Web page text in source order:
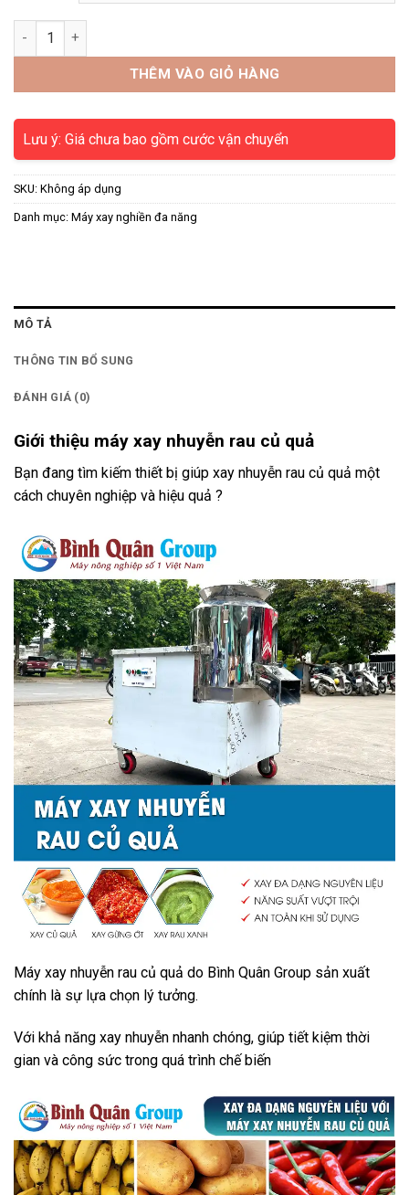
Máy xay nhuyễn rau củ quả số lượng
THÊM VÀO GIỎ HÀNG
Lưu ý: Giá chưa bao gồm cước vận chuyển
SKU: Không áp dụng
Danh mục: Máy xay nghiền đa năng
MÔ TẢ
THÔNG TIN BỔ SUNG
ĐÁNH GIÁ (0)
Giới thiệu máy xay nhuyễn rau củ quả
Bạn đang tìm kiếm thiết bị giúp xay nhuyễn rau củ quả một
cách chuyên nghiệp và hiệu quả ?
Máy xay nhuyễn rau củ quả do Bình Quân Group sản xuất
chính là sự lựa chọn lý tưởng.
Với khả năng xay nhuyễn nhanh chóng, giúp tiết kiệm thời
gian và công sức trong quá trình chế biến